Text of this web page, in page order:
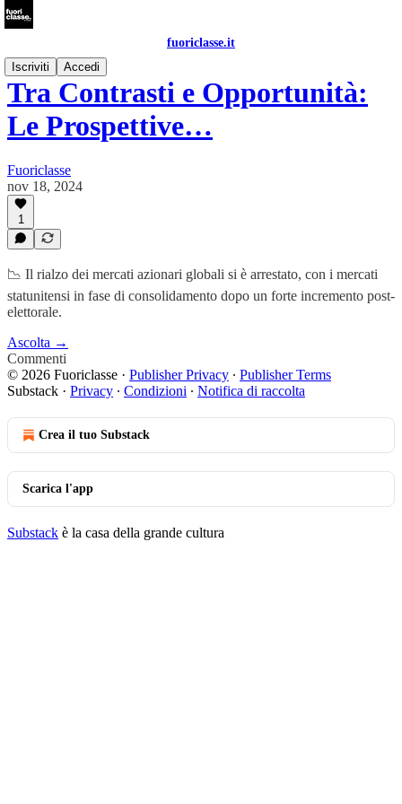
fuoriclasse.it
Iscriviti
Accedi
Tra Contrasti e Opportunità:
Le Prospettive…
Fuoriclasse
nov 18, 2024
1
📉 Il rialzo dei mercati azionari globali si è arrestato, con i mercati
statunitensi in fase di consolidamento dopo un forte incremento post-
elettorale.
Ascolta →
Commenti
© 2026 Fuoriclasse · Publisher Privacy ∙ Publisher Terms
Substack · Privacy ∙ Condizioni ∙ Notifica di raccolta
Crea il tuo Substack
Scarica l'app
Substack è la casa della grande cultura